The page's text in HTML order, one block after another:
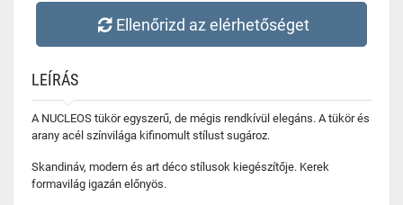
Ellenőrizd az elérhetőséget
LEÍRÁS
A NUCLEOS tükör egyszerű, de mégis rendkívül elegáns. A tükör és
arany acél színvilága kifinomult stílust sugároz.
Skandináv, modern és art déco stílusok kiegészítője. Kerek
formavilág igazán előnyös.